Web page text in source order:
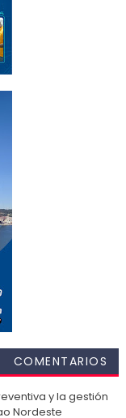
COMENTARIOS
y la gestión
Nordeste